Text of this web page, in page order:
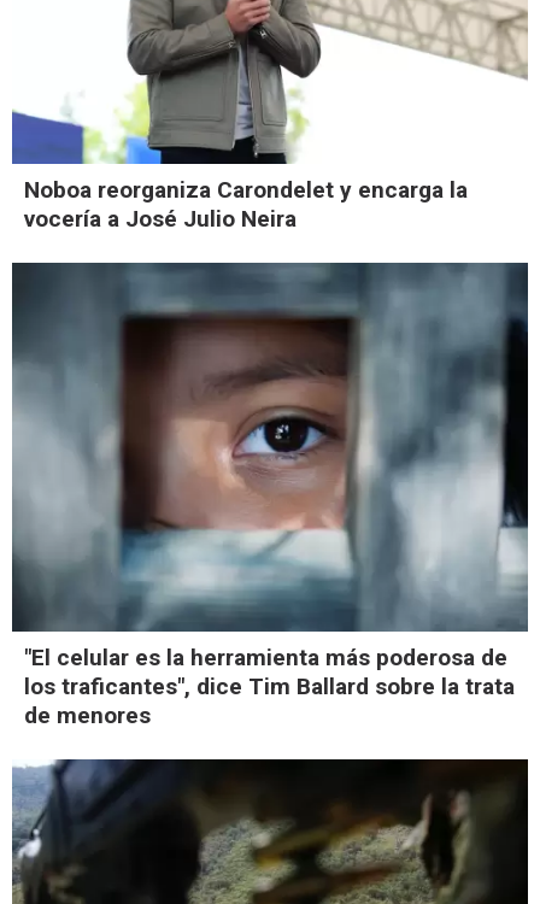
Noboa reorganiza Carondelet y encarga la
vocería a José Julio Neira
"El celular es la herramienta más poderosa de
los traficantes", dice Tim Ballard sobre la trata
de menores